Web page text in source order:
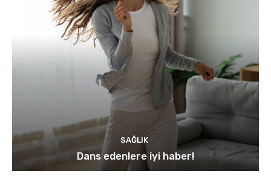
SAĞLIK
Dans edenlere iyi haber!